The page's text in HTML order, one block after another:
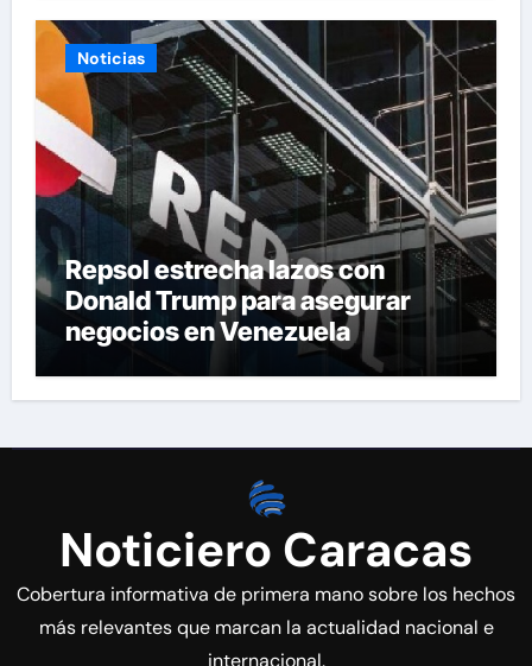
Noticias
Repsol estrecha lazos con
Donald Trump para asegurar
negocios en Venezuela
Noticiero Caracas
Cobertura informativa de primera mano sobre los hechos
más relevantes que marcan la actualidad nacional e
internacional.